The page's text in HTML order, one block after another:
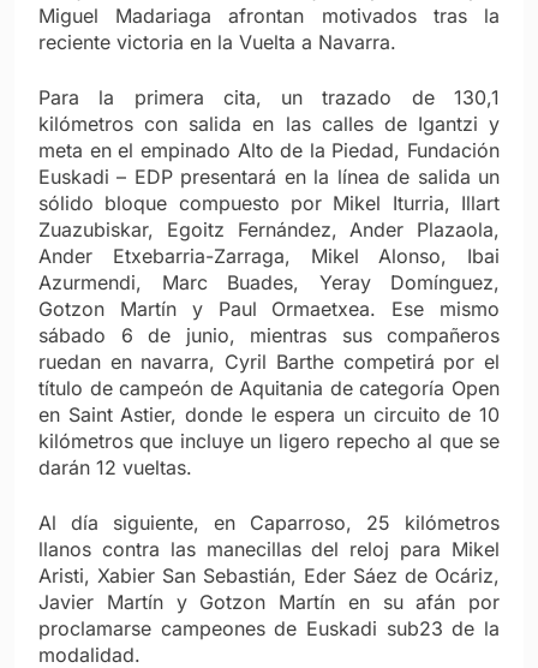
Miguel Madariaga afrontan motivados tras la
reciente victoria en la Vuelta a Navarra.
Para la primera cita, un trazado de 130,1
kilómetros con salida en las calles de Igantzi y
meta en el empinado Alto de la Piedad, Fundación
Euskadi – EDP presentará en la línea de salida un
sólido bloque compuesto por Mikel Iturria, Illart
Zuazubiskar, Egoitz Fernández, Ander Plazaola,
Ander Etxebarria-Zarraga, Mikel Alonso, Ibai
Azurmendi, Marc Buades, Yeray Domínguez,
Gotzon Martín y Paul Ormaetxea. Ese mismo
sábado 6 de junio, mientras sus compañeros
ruedan en navarra, Cyril Barthe competirá por el
título de campeón de Aquitania de categoría Open
en Saint Astier, donde le espera un circuito de 10
kilómetros que incluye un ligero repecho al que se
darán 12 vueltas.
Al día siguiente, en Caparroso, 25 kilómetros
llanos contra las manecillas del reloj para Mikel
Aristi, Xabier San Sebastián, Eder Sáez de Ocáriz,
Javier Martín y Gotzon Martín en su afán por
proclamarse campeones de Euskadi sub23 de la
modalidad.